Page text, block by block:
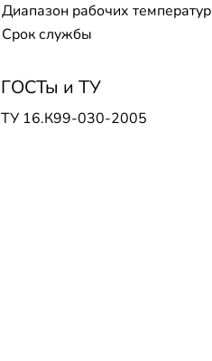
Диапазон рабочих температур
Срок службы
ГОСТы и ТУ
ТУ 16.К99-030-2005